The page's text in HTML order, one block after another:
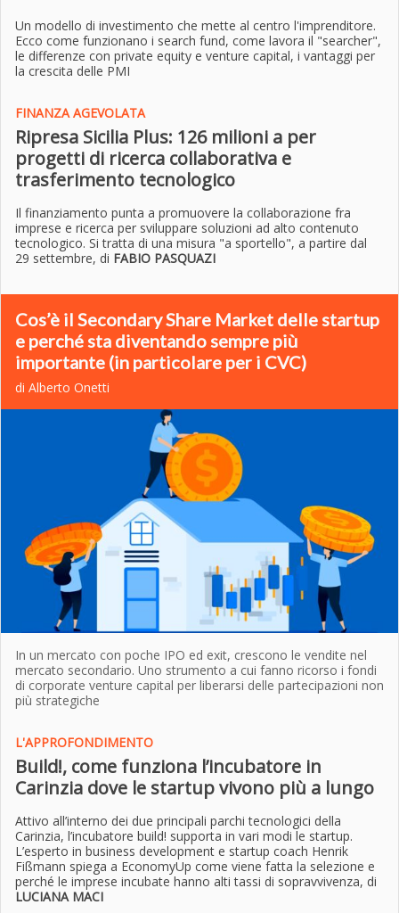
Un modello di investimento che mette al centro l'imprenditore.
Ecco come funzionano i search fund, come lavora il "searcher",
le differenze con private equity e venture capital, i vantaggi per
la crescita delle PMI
FINANZA AGEVOLATA
Ripresa Sicilia Plus: 126 milioni a per
progetti di ricerca collaborativa e
trasferimento tecnologico
Il finanziamento punta a promuovere la collaborazione fra
imprese e ricerca per sviluppare soluzioni ad alto contenuto
tecnologico. Si tratta di una misura "a sportello", a partire dal
29 settembre, di FABIO PASQUAZI
Cos’è il Secondary Share Market delle startup
e perché sta diventando sempre più
importante (in particolare per i CVC)
di Alberto Onetti
In un mercato con poche IPO ed exit, crescono le vendite nel
mercato secondario. Uno strumento a cui fanno ricorso i fondi
di corporate venture capital per liberarsi delle partecipazioni non
più strategiche
L'APPROFONDIMENTO
Build!, come funziona l’incubatore in
Carinzia dove le startup vivono più a lungo
Attivo all’interno dei due principali parchi tecnologici della
Carinzia, l’incubatore build! supporta in vari modi le startup.
L’esperto in business development e startup coach Henrik
Fißmann spiega a EconomyUp come viene fatta la selezione e
perché le imprese incubate hanno alti tassi di sopravvivenza, di
LUCIANA MACI